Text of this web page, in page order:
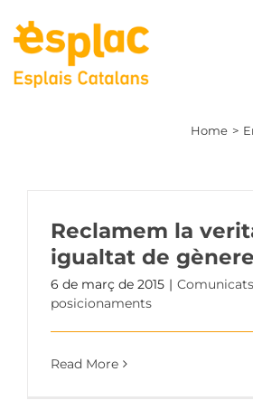
content
Home
Reclamem la
igualtat de
6 de març de 2015 |
posicionaments
Read More